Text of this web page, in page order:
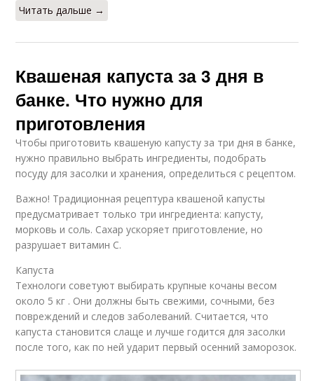
Читать дальше →
Квашеная капуста за 3 дня в
банке. Что нужно для
приготовления
Чтобы приготовить квашеную капусту за три дня в банке,
нужно правильно выбрать ингредиенты, подобрать
посуду для засолки и хранения, определиться с рецептом.
Важно! Традиционная рецептура квашеной капусты
предусматривает только три ингредиента: капусту,
морковь и соль. Сахар ускоряет приготовление, но
разрушает витамин С.
Капуста
Технологи советуют выбирать крупные кочаны весом
около 5 кг . Они должны быть свежими, сочными, без
повреждений и следов заболеваний. Считается, что
капуста становится слаще и лучше годится для засолки
после того, как по ней ударит первый осенний заморозок.